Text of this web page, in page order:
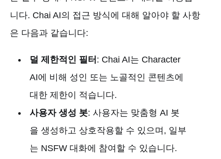
니다. Chai AI의 접근 방식에 대해 알아야 할 사항
은 다음과 같습니다:
덜 제한적인 필터 : Chai AI는 Character
AI에 비해 성인 또는 노골적인 콘텐츠에
대한 제한이 적습니다.
사용자 생성 봇: 사용자는 맞춤형 AI 봇
을 생성하고 상호작용할 수 있으며, 일부
는 NSFW 대화에 참여할 수 있습니다.